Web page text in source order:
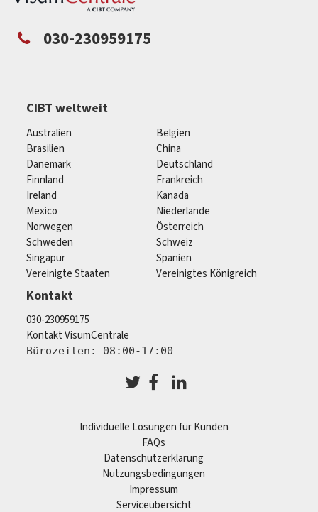
030-230959175
CIBT weltweit
Australien
Belgien
Brasilien
China
Dänemark
Deutschland
Finnland
Frankreich
Ireland
Kanada
Mexico
Niederlande
Norwegen
Österreich
Schweden
Schweiz
Singapur
Spanien
Vereinigte Staaten
Vereinigtes Königreich
Kontakt
030-230959175
Kontakt VisumCentrale
Bürozeiten: 08:00-17:00
Individuelle Lösungen für Kunden
FAQs
Datenschutzerklärung
Nutzungsbedingungen
Impressum
Serviceübersicht